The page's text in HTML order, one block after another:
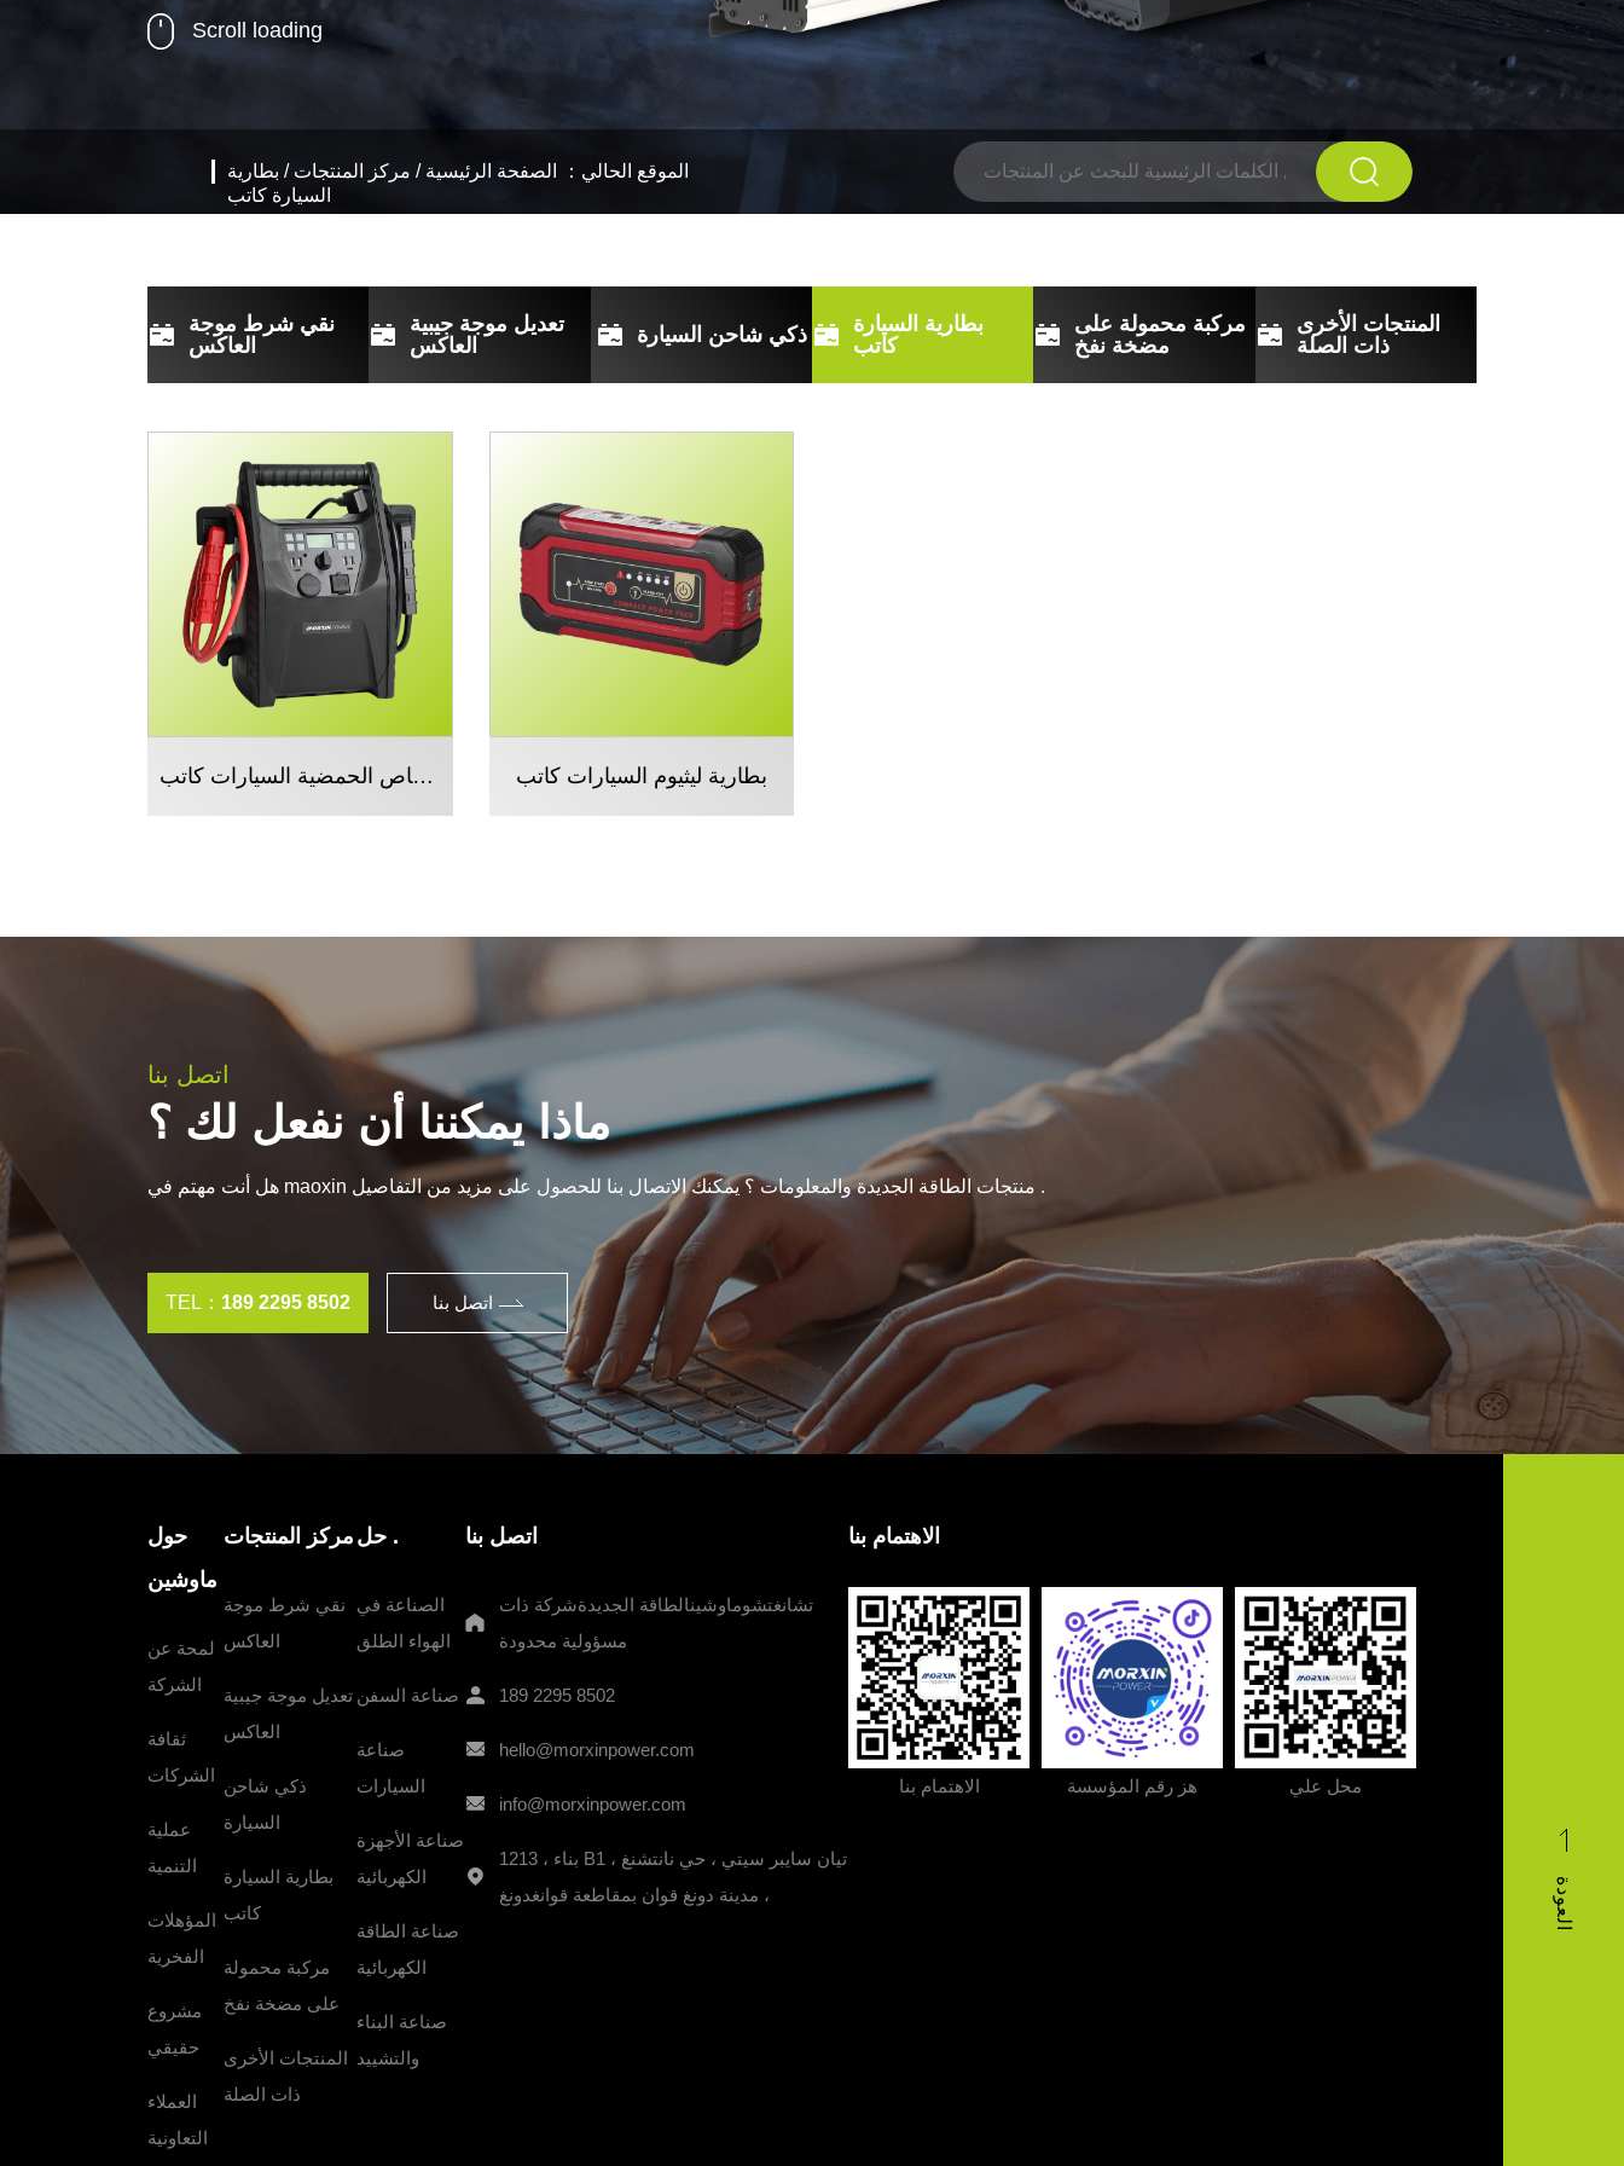
طريقة الاتصال: 189 2295 8502
Scroll loading
الموقع الحالي： الصفحة الرئيسية / مركز المنتجات / بطارية
السيارة كاتب
نقي شرط موجة
العاكس
تعديل موجة جيبية
العاكس
ذكي شاحن السيارة
بطارية السيارة
كاتب
مركبة محمولة على
مضخة نفخ
المنتجات الأخرى
ذات الصلة
بطارية الرصاص الحمضية السيارات كاتب بطارية ليثيوم السيارات كاتب
اتصل بنا
ماذا يمكننا أن نفعل لك ؟
هل أنت مهتم في maoxin منتجات الطاقة الجديدة والمعلومات ؟ يمكنك الاتصال بنا للحصول على مزيد من التفاصيل .
TEL： 189 2295 8502 اتصل بنا
حول
ماوشين
لمحة عن
الشركة
ثقافة
الشركات
عملية
التنمية
المؤهلات
الفخرية
مشروع
حقيقي
العملاء
التعاونية
مركز المنتجات
نقي شرط موجة
العاكس
تعديل موجة جيبية
العاكس
ذكي شاحن
السيارة
بطارية السيارة
كاتب
مركبة محمولة
على مضخة نفخ
المنتجات الأخرى
ذات الصلة
حل .
الصناعة في
الهواء الطلق
صناعة السفن
صناعة
السيارات
صناعة الأجهزة
الكهربائية
صناعة الطاقة
الكهربائية
صناعة البناء
والتشييد
اتصل بنا
تشانغتشوماوشينالطاقة الجديدةشركة ذات
مسؤولية محدودة
189 2295 8502
hello@morxinpower.com
info@morxinpower.com
1213 ، بناء B1 ، تيان سايبر سيتي ، حي نانتشنغ
، مدينة دونغ قوان بمقاطعة قوانغدونغ
الاهتمام بنا
الاهتمام بنا هز رقم المؤسسة محل علي
العودة